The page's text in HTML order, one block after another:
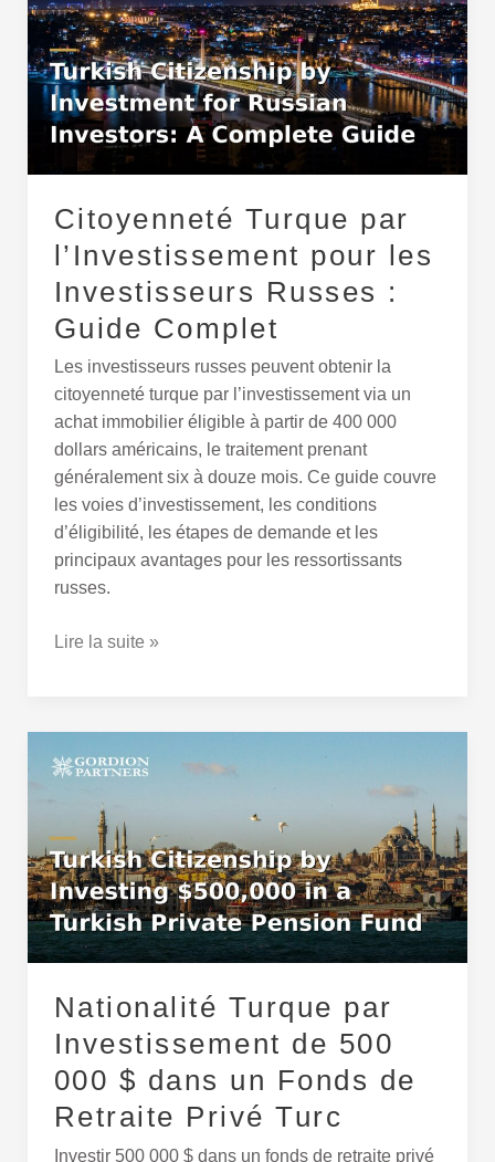
Citoyenneté Turque par
l’Investissement pour les
Investisseurs Russes :
Guide Complet
Les investisseurs russes peuvent obtenir la
citoyenneté turque par l’investissement via un
achat immobilier éligible à partir de 400 000
dollars américains, le traitement prenant
généralement six à douze mois. Ce guide couvre
les voies d’investissement, les conditions
d’éligibilité, les étapes de demande et les
principaux avantages pour les ressortissants
russes.
par
l’Investissement
pour
les
Investisseurs
Russes
:
Guide
Complet
Lire la suite »
Nationalité Turque par
Investissement de 500
000 $ dans un Fonds de
Retraite Privé Turc
Investir 500 000 $ dans un fonds de retraite privé
Turque
Investissement
de
500
000
$
dans
un
Fonds
de
Retraite
Privé
Turc